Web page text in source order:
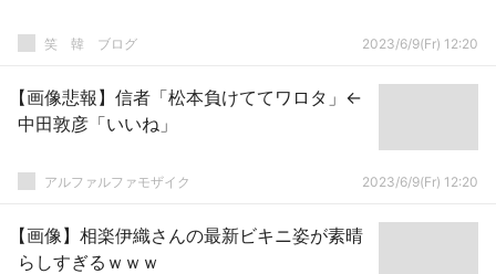
笑 韓 ブログ 2023/6/9(Fr) 12:20
【画像悲報】信者「松本負けててワロタ」←
中田敦彦「いいね」
アルファルファモザイク 2023/6/9(Fr) 12:20
【画像】相楽伊織さんの最新ビキニ姿が素晴
らしすぎるｗｗｗ